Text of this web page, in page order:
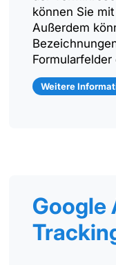
können Sie
Außerdem
Weitere
Google